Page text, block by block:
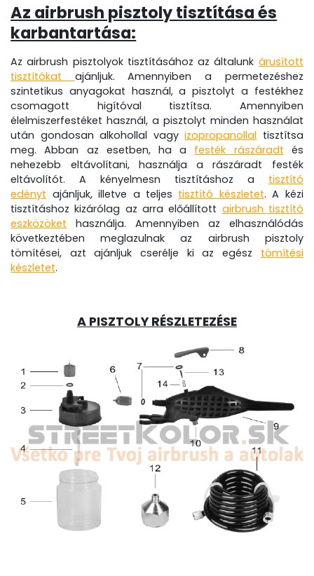
Az airbrush pisztoly tisztítása és
karbantartása:
Az airbrush pisztolyok tisztításához az általunk árusított
tisztítókat ajánljuk. Amennyiben a permetezéshez
szintetikus anyagokat használ, a pisztolyt a festékhez
csomagott higítóval tisztítsa. Amennyiben
élelmiszerfestéket használ, a pisztolyt minden használat
után gondosan alkohollal vagyizopropanollal tisztítsa
meg. Abban az esetben, ha a festék rászáradt és
nehezebb eltávolítani, használja a rászáradt festék
eltávolítót. A kényelmesn tisztításhoz a tisztító
edényt ajánljuk, illetve a teljes tisztító készletet. A kézi
tisztításhoz kizárólag az arra előállított airbrush tisztító
eszközöket használja. Amennyiben az elhasználódás
következtében meglazulnak az airbrush pisztoly
tömítései, azt ajánljuk cserélje ki az egész tömítési
készletet.
A PISZTOLY RÉSZLETEZÉSE